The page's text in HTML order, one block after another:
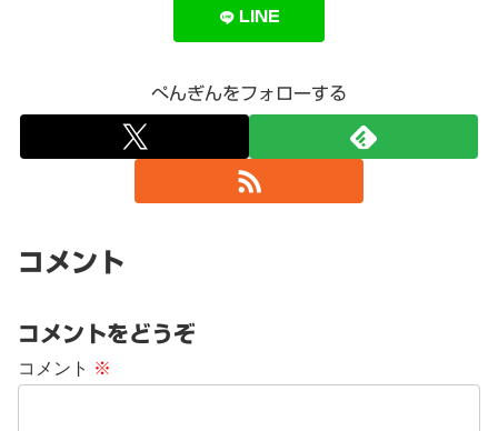
LINE
ぺんぎんをフォローする
コメント
コメントをどうぞ
コメント ※